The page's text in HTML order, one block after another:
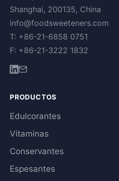
Shanghai, 200135, China
info@foodsweeteners.com
T: +86-21-6858 0751
F: +86-21-3222 1832
PRODUCTOS
Edulcorantes
Vitaminas
Conservantes
Espesantes